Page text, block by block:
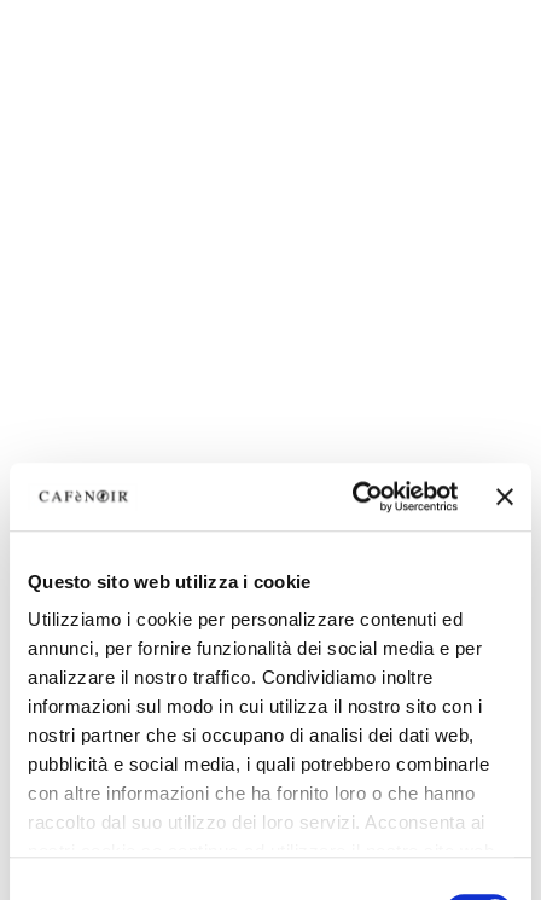
Questo sito web utilizza i cookie
Utilizziamo i cookie per personalizzare contenuti ed
annunci, per fornire funzionalità dei social media e per
analizzare il nostro traffico. Condividiamo inoltre
informazioni sul modo in cui utilizza il nostro sito con i
nostri partner che si occupano di analisi dei dati web,
pubblicità e social media, i quali potrebbero combinarle
con altre informazioni che ha fornito loro o che hanno
raccolto dal suo utilizzo dei loro servizi. Acconsenta ai